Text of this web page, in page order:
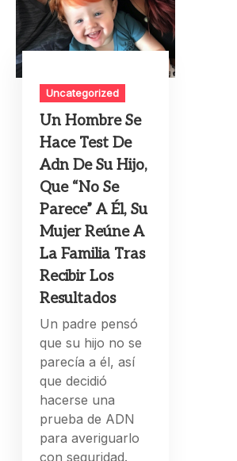
Uncategorized
Un Hombre Se
Hace Test De
Adn De Su Hijo,
Que “No Se
Parece” A Él, Su
Mujer Reúne A
La Familia Tras
Recibir Los
Resultados
Un padre pensó
que su hijo no se
parecía a él, así
que decidió
hacerse una
prueba de ADN
para averiguarlo
con seguridad.